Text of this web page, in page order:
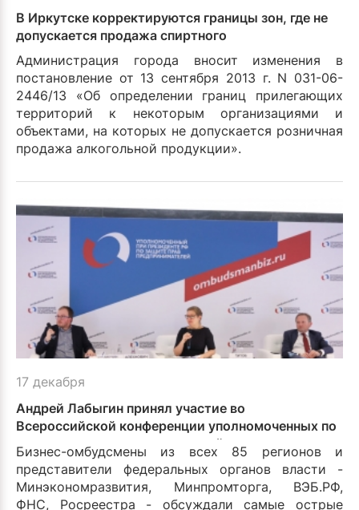
В Иркутске корректируются границы зон, где не
допускается продажа спиртного
Администрация города вносит изменения в
постановление от 13 сентября 2013 г. N 031-06-
2446/13 «Об определении границ прилегающих
территорий к некоторым организациями и
объектами, на которых не допускается розничная
продажа алкогольной продукции».
17 декабря
Андрей Лабыгин принял участие во
Всероссийской конференции уполномоченных по
защите прав предпринимателей
Бизнес-омбудсмены из всех 85 регионов и
представители федеральных органов власти -
Минэкономразвития, Минпромторга, ВЭБ.РФ,
ФНС, Росреестра - обсуждали самые острые